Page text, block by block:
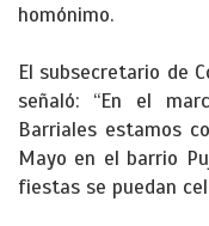
homónimo.
El subsecretario de
señaló: “En el
Barriales estamos
Mayo en el barrio
fiestas se puedan